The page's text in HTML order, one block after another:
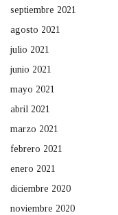
septiembre 2021
agosto 2021
julio 2021
junio 2021
mayo 2021
abril 2021
marzo 2021
febrero 2021
enero 2021
diciembre 2020
noviembre 2020